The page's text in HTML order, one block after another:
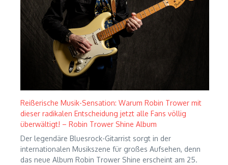
Reißerische Musik-Sensation: Warum Robin Trower mit
dieser radikalen Entscheidung jetzt alle Fans völlig
überwältigt! – Robin Trower Shine Album
Der legendäre Bluesrock-Gitarrist sorgt in der
internationalen Musikszene für großes Aufsehen, denn
das neue Album Robin Trower Shine erscheint am 25.